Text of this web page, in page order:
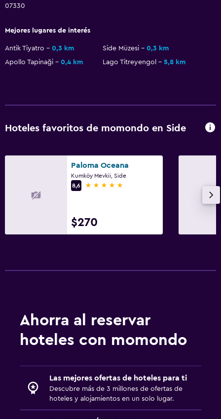
07330
Mejores lugares de interés
Antik Tiyatro 0,3 km Side Müzesi
0,3 km
Apollo Tapinaği
0,4 km Lago Titreyengol 5,8 km
Hoteles favoritos de momondo en Side
Paloma Oceana
Kumköy Mevkii, Side
8,6
5 estrellas
$270
Ahorra al reservar
hoteles con momondo
Las mejores ofertas de hoteles para ti
Descubre más de 3 millones de ofertas de
hoteles y alojamientos en un solo lugar.